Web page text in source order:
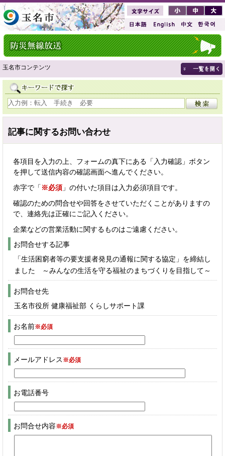
玉名市コンテンツ
記事に関するお問い合わせ
各項目を入力の上、フォームの真下にある「入力確認」ボタン
を押して送信内容の確認画面へ進んでください。
赤字で「 ※必須 」の付いた項目は入力必須項目です。
確認のための問合せや回答をさせていただくことがありますの
で、連絡先は正確にご記入ください。
企業などの営業活動に関するものはご遠慮ください。
お問合せする記事
「生活困窮者等の要支援者発見の通報に関する協定」を締結し
ました ～みんなの生活を守る福祉のまちづくりを目指して～
お問合せ先
玉名市役所 健康福祉部 くらしサポート課
お名前※必須
メールアドレス ※必須
お電話番号
お問合せ内容※必須